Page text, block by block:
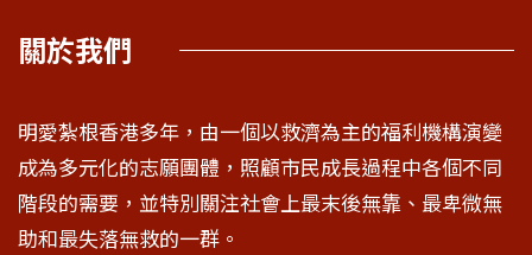
關於我們
明愛紮根香港多年，由一個以救濟為主的福利機構演變
成為多元化的志願團體，照顧市民成長過程中各個不同
階段的需要，並特別關注社會上最末後無靠、最卑微無
助和最失落無救的一群。